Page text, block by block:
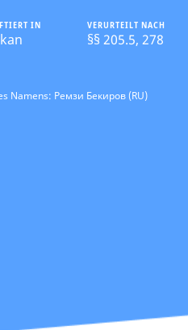
IN VERURTEILT NACH
§§ 205.5, 278
Namens: Ремзи Бекиров (RU)